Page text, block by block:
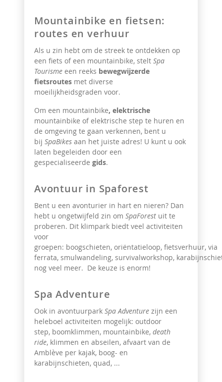
Mountainbike en fietsen:
routes en verhuur
Als u zin hebt om de streek te ontdekken op
een fiets of een mountainbike, stelt Spa
Tourisme een reeks bewegwijzerde
fietsroutes met diverse
moeilijkheidsgraden voor.
Om een mountainbike, elektrische
mountainbike of elektrische step te huren en
de omgeving te gaan verkennen, bent u
bij SpaBikes aan het juiste adres! U kunt u ook
laten begeleiden door een
gespecialiseerde gids.
Avontuur in Spaforest
Bent u een avonturier in hart en nieren? Dan
hebt u ongetwijfeld zin om SpaForest uit te
proberen. Dit klimpark biedt veel activiteiten
voor
groepen: boogschieten, oriëntatieloop, fietsverhuur, via
ferrata, smulwandeling, survivalworkshop,
nog veel meer. De keuze is enorm!
Spa Adventure
Ook in avontuurpark Spa Adventure zijn een
heleboel activiteiten mogelijk: outdoor
step, boomklimmen, mountainbike, death
ride, klimmen en abseilen, afvaart van de
Amblève per kajak, boog- en
karabijnschieten, quad, ...